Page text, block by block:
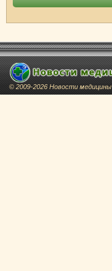
© 2009-2026 Новости медицины